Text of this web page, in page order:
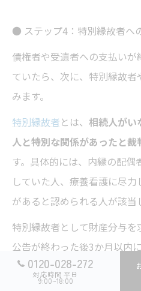
● ステップ4：特別縁故者へ
債権者や受遺者への支払いが
ていたら、次に、特別縁故
みます。
特別縁故者とは、 相続人がい
人と特別な関係があったと裁
す。具体的には、内縁の配
していた人、療養看護に尽
があると認められる人が該当
特別縁故者として財産分与を
公告が終わった後3か月以内
す。その後、家庭裁判所で証
われ、客観的な視点から「
0120-028-272
対応時間 平日
9:00~18:00